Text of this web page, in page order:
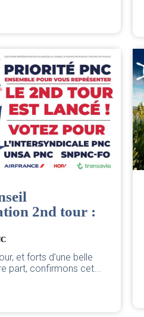
2nd tour :
et forts d’une belle
part, confirmons cet...